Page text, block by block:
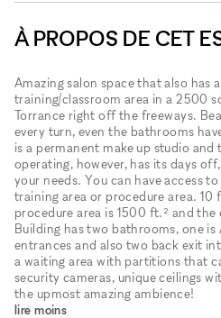
À PROPOS DE CET
Amazing salon space that also has
training/classroom area in a 2500
Torrance right off the freeways.
every turn, even the bathrooms
is a permanent make up studio
operating, however, has its days
your needs. You can have access
training area or procedure area. 10
procedure area is 1500 ft.² and
Building has two bathrooms, one
entrances and also two back exit
a waiting area with partitions that
security cameras, unique ceilings
the upmost amazing ambience!
lire moins